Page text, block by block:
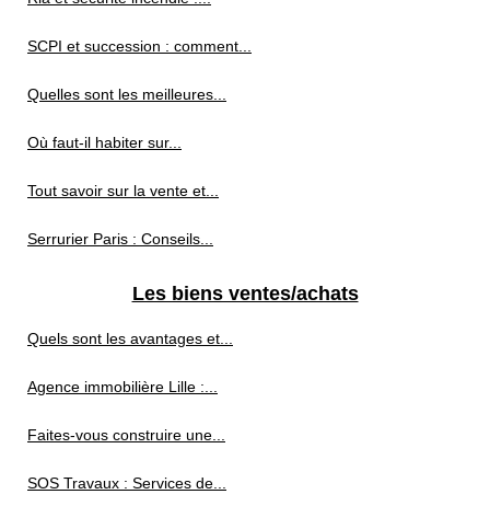
SCPI et succession : comment...
Quelles sont les meilleures...
Où faut-il habiter sur...
Tout savoir sur la vente et...
Serrurier Paris : Conseils...
Les biens ventes/achats
Quels sont les avantages et...
Agence immobilière Lille :...
Faites-vous construire une...
SOS Travaux : Services de...